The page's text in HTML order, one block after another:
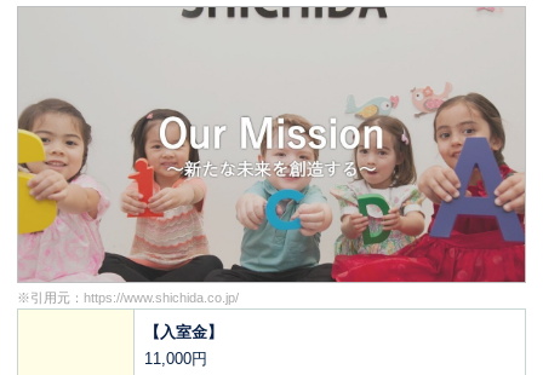
※引用元： https://www.shichida.co.jp/
【入室金】
11,000円